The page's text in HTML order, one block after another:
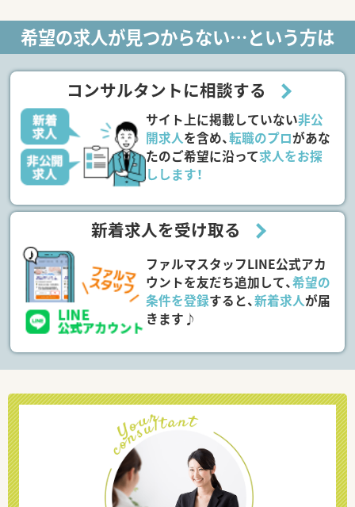
希望の求人が見つからない…という方は
コンサルタントに相談する
サイト上に掲載していない非公
開求人を含め、転職のプロがあな
たのご希望に沿って求人をお探
しします！
新着求人を受け取る
ファルマスタッフLINE公式アカ
ウントを友だち追加して、希望の
条件を登録すると、新着求人が届
きます♪